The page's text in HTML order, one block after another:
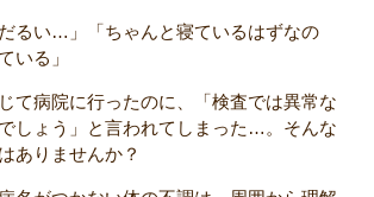
だるい…」「ちゃんと寝ているはずなの
いる」
て病院に行ったのに、「検査では異常な
しょう」と言われてしまった…。そんな
ありませんか？